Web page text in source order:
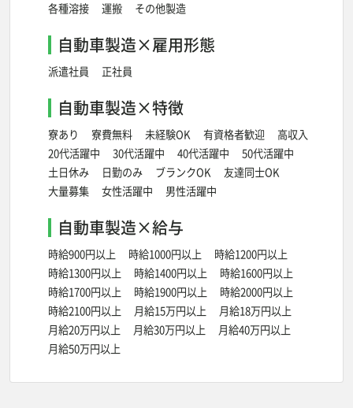
各種溶接
運搬 その他製造
自動車製造×雇用形態
派遣社員 正社員
自動車製造×特徴
寮あり 寮費無料 未経験OK 有資格者歓迎
高収入
20代活躍中
30代活躍中 40代活躍中
50代活躍中
土日休み
日勤のみ ブランクOK
友達同士OK
大量募集
女性活躍中 男性活躍中
自動車製造×給与
時給900円以上 時給1000円以上
時給1200円以上
時給1300円以上
時給1400円以上
時給1600円以上
時給1700円以上
時給1900円以上
時給2000円以上
時給2100円以上
月給15万円以上
月給18万円以上
月給20万円以上
月給30万円以上
月給40万円以上
月給50万円以上